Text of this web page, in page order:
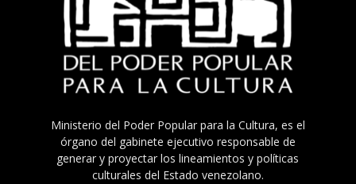
Ministerio del Poder Popular para la Cultura, es el
órgano del gabinete ejecutivo responsable de
generar y proyectar los lineamientos y políticas
culturales del Estado venezolano.